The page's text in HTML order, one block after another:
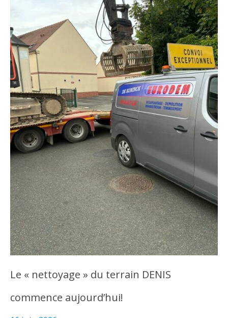
Le « nettoyage » du terrain DENIS
commence aujourd’hui!